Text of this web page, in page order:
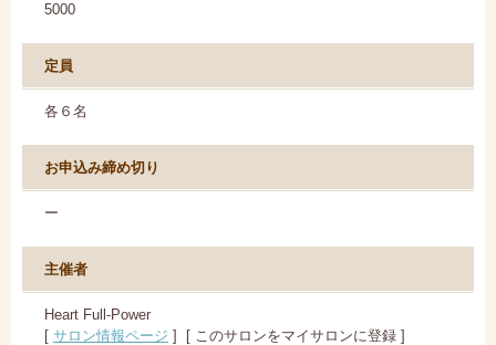
5000
定員
各６名
お申込み締め切り
ー
主催者
Heart Full-Power
[ サロン情報ページ ] [ このサロンをマイサロンに登録 ]